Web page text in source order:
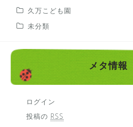
久万こども園
未分類
メタ情報
ログイン
投稿の RSS